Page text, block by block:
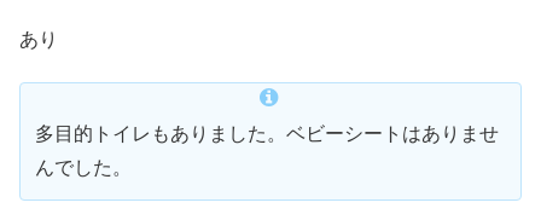
あり
多目的トイレもありました。ベビーシートはありませ
んでした。